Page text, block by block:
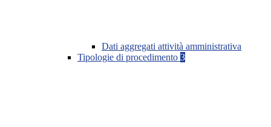
Dati aggregati attività amministrativa
Tipologie di procedimento 3